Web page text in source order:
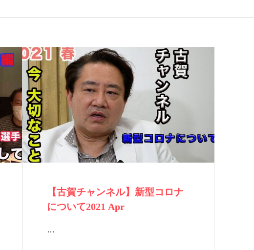
【古賀チャンネル】新型コロナ
について2021 Apr
…